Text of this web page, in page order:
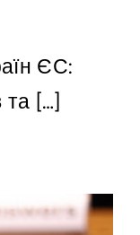
ЄС:
та […]